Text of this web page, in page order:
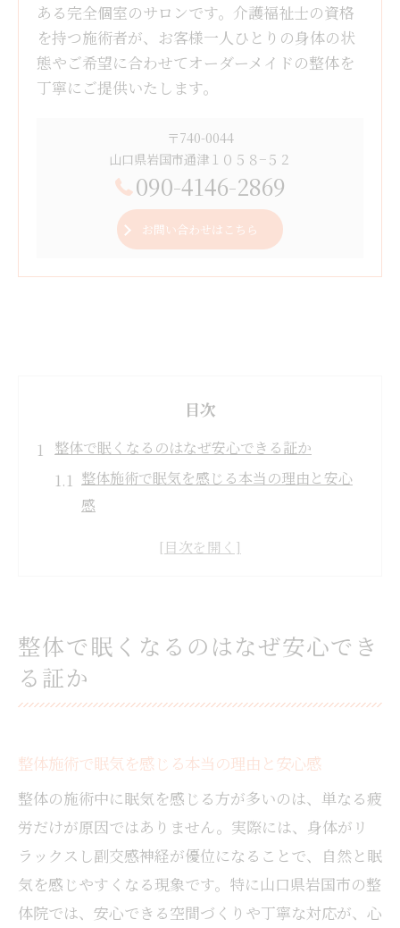
ある完全個室のサロンです。介護福祉士の資格
を持つ施術者が、お客様一人ひとりの身体の状
態やご希望に合わせてオーダーメイドの整体を
丁寧にご提供いたします。
〒740-0044
山口県岩国市通津１０５８−５２
090-4146-2869
お問い合わせはこちら
目次
整体で眠くなるのはなぜ安心できる証か
整体施術で眠気を感じる本当の理由と安心
感
整体で眠くなることが信頼性の証である理
由
整体の安心感が生む眠気と身体のバランス
施術中に眠気を感じる整体の知識と体験談
整体施術中に眠気を誘う理由を知識から解
説
実際の整体体験談から分かる眠くなる特徴
整体の知識で明かす施術中の眠気の仕組み
安心できる整体で眠くなる利用者の声を紹
整体で眠くなるのはなぜ安心でき
る証か
整体施術で眠気を感じる本当の理由と安心感
整体の施術中に眠気を感じる方が多いのは、単なる疲
労だけが原因ではありません。実際には、身体がリ
ラックスし副交感神経が優位になることで、自然と眠
気を感じやすくなる現象です。特に山口県岩国市の整
体院では、安心できる空間づくりや丁寧な対応が、心